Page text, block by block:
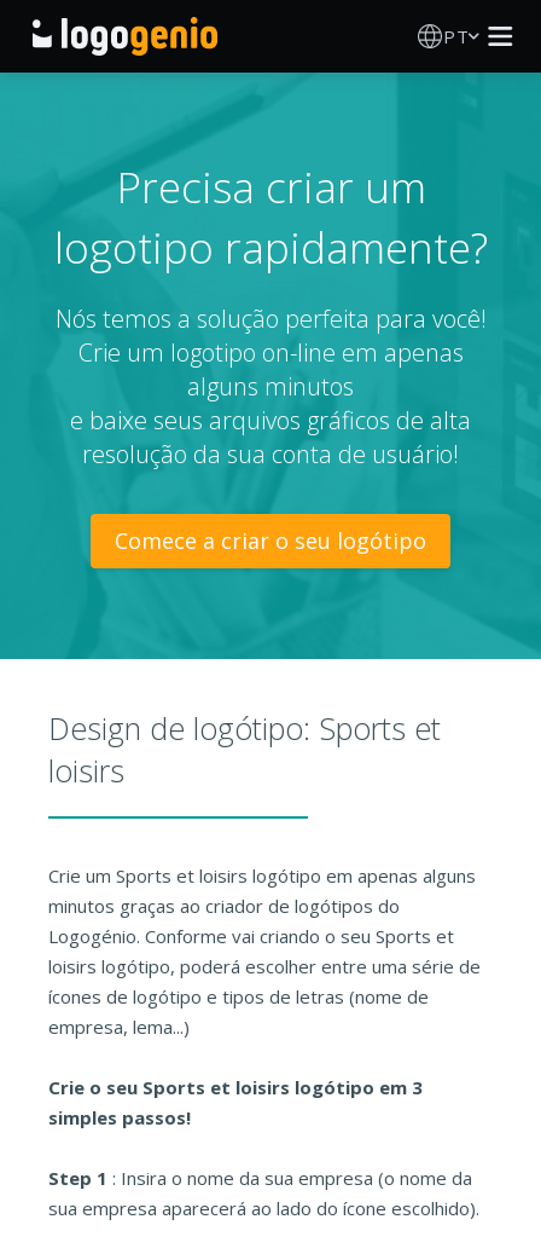
PT
Gerador de logótipos IA
Ideias de logótipos
Produtos impressos
Sobre
Blog
INICIAR SESSÃO
Precisa criar um
logotipo rapidamente?
Nós temos a solução perfeita para você!
Crie um logotipo on-line em apenas
alguns minutos
e baixe seus arquivos gráficos de alta
resolução da sua conta de usuário!
Comece a criar o seu logótipo
Design de logótipo: Sports et
loisirs
Crie um Sports et loisirs logótipo em apenas alguns
minutos graças ao criador de logótipos do
Logogénio. Conforme vai criando o seu Sports et
loisirs logótipo, poderá escolher entre uma série de
ícones de logótipo e tipos de letras (nome de
empresa, lema...)
Crie o seu Sports et loisirs logótipo em 3
simples passos!
Step 1 : Insira o nome da sua empresa (o nome da
sua empresa aparecerá ao lado do ícone escolhido).